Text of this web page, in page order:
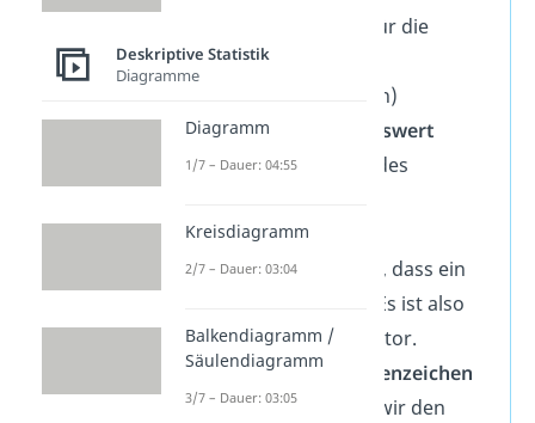
ist das Zeichen für die
Varianz
Zufallsexperimenten)
ist der
Erwartungswert
ist dasErgebnis
des
beschreibt, die
Wahrscheinlichkeit
, dass ein
eintritt. Es ist also
ein Gewichtungsfaktor.
ist dasSummenzeichen
und sagt aus, dass wir den
Deskriptive Statistik
Diagramme
Diagramm
1/7 – Dauer: 04:55
Kreisdiagramm
2/7 – Dauer: 03:04
Balkendiagramm /
Säulendiagramm
3/7 – Dauer: 03:05